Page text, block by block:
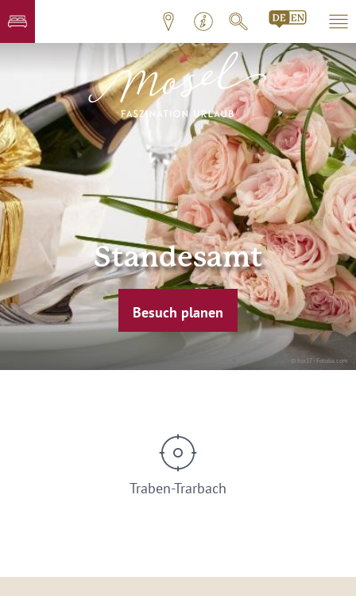
© fox17 - Fotolia.com
Standesamt
Besuch planen
Traben-Trarbach